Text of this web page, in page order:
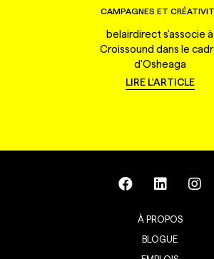
CAMPAGNES ET
belairdirect s'associe à
Croissound dans le
d'Osheaga
LIRE L'ARTICLE
À PROPOS
BLOGUE